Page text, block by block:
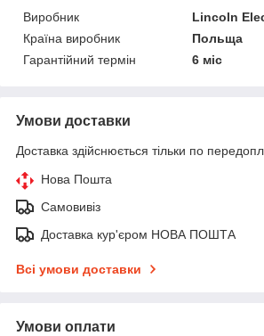
Виробник
Lincoln
Країна виробник
Польща
Гарантійний термін
6 міс
Умови доставки
Доставка здійснюється тільки по
Нова Пошта
Самовивіз
Доставка кур'єром НОВА ПОШТА
Всі умови доставки
Умови оплати